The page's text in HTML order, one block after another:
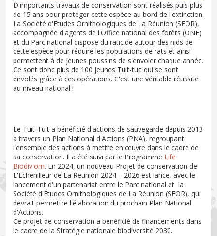
D'importants travaux de conservation sont réalisés puis plus
de 15 ans pour protéger cette espèce au bord de l'extinction.
La Société d'Etudes Ornithologiques de La Réunion (SEOR),
accompagnée d'agents de l'Office national des forêts (ONF)
et du Parc national dispose du raticide autour des nids de
cette espèce pour réduire les populations de rats et ainsi
permettent à de jeunes poussins de s'envoler chaque année.
Ce sont donc plus de 100 jeunes Tuit-tuit qui se sont
envolés grâce à ces opérations. C'est une véritable réussite
au niveau national !
Le Tuit-Tuit a bénéficié d'actions de sauvegarde depuis 2013
à travers un Plan National d'Actions (PNA), regroupant
l'ensemble des actions à mettre en œuvre dans le cadre de
sa conservation. Il a été suivi par le Programme Life
Biodiv'om. En 2024, un nouveau Projet de conservation de
L'Echenilleur de La Réunion 2024 – 2026 est lancé, avec le
lancement d'un partenariat entre le Parc national et la
Société d'Études Ornithologiques de La Réunion (SEOR), qui
devrait permettre l'élaboration du prochain Plan National
d'Actions.
Ce projet de conservation a bénéficié de financements dans
le cadre de la Stratégie nationale biodiversité 2030.